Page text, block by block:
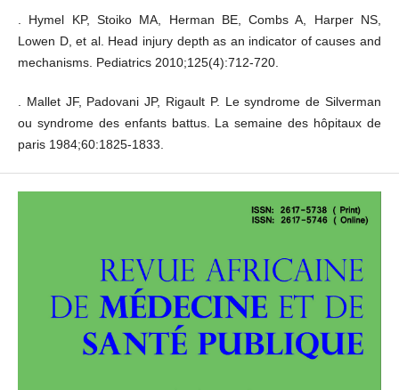
. Hymel KP, Stoiko MA, Herman BE, Combs A, Harper NS,
Lowen D, et al. Head injury depth as an indicator of causes and
mechanisms. Pediatrics 2010;125(4):712-720.
. Mallet JF, Padovani JP, Rigault P. Le syndrome de Silverman
ou syndrome des enfants battus. La semaine des hôpitaux de
paris 1984;60:1825-1833.